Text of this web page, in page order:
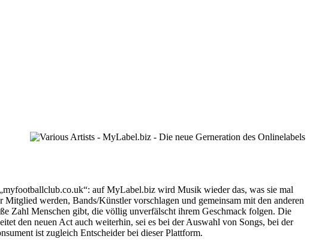
auf MyLabel.biz wird Musik wieder das, was sie mal
werden, Bands/Künstler vorschlagen und gemeinsam mit den anderen
Zahl Menschen gibt, die völlig unverfälscht ihrem Geschmack folgen. Die
den neuen Act auch weiterhin, sei es bei der Auswahl von Songs, bei der
ist zugleich Entscheider bei dieser Plattform.